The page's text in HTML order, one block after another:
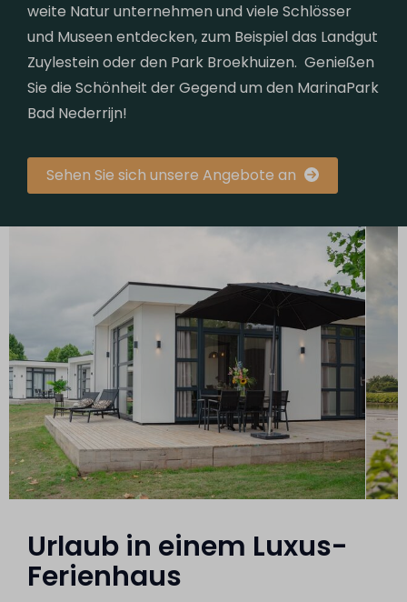
weite Natur unternehmen und viele Schlösser
und Museen entdecken, zum Beispiel das Landgut
Zuylestein oder den Park Broekhuizen. Genießen
Sie die Schönheit der Gegend um den MarinaPark
Bad Nederrijn!
Sehen Sie sich unsere Angebote an
Urlaub in einem Luxus-
Ferienhaus